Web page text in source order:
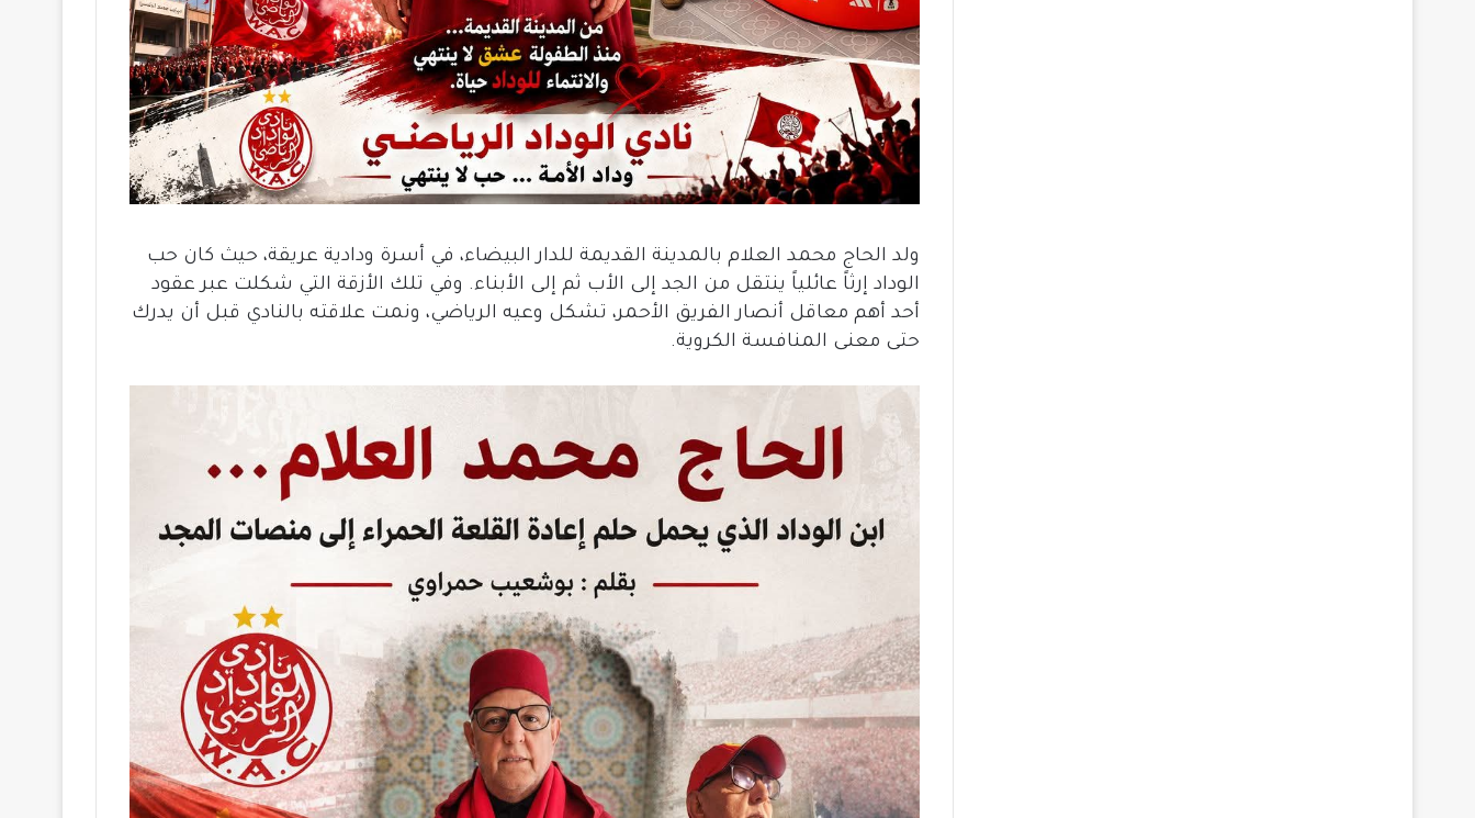
ولد الحاج محمد العلام بالمدينة القديمة للدار البيضاء، في أسرة ودادية عريقة، حيث كان حب
الوداد إرثاً عائلياً ينتقل من الجد إلى الأب ثم إلى الأبناء. وفي تلك الأزقة التي شكلت عبر عقود
أحد أهم معاقل أنصار الفريق الأحمر، تشكل وعيه الرياضي، ونمت علاقته بالنادي قبل أن يدرك
حتى معنى المنافسة الكروية.